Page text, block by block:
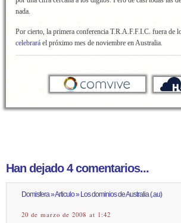
nada.
Por cierto, la primera conferencia T.R.A.F.F.I.C. fuera de
celebrará el próximo mes de noviembre en Australia.
Han dejado 4 comentarios...
Domisfera » Articulo » Los dominios de Australia (.au)
20 de marzo de 2008 at 1:42